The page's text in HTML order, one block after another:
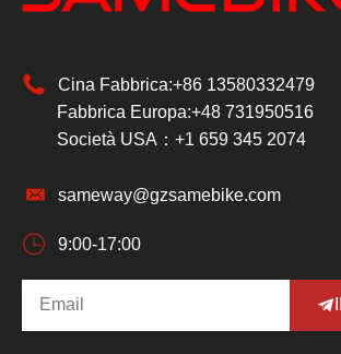
Cina Fabbrica:+86 13580332479
Fabbrica Europa:+48 731950516
Società USA：+1 659 345 2074
sameway@gzsamebike.com
9:00-17:00